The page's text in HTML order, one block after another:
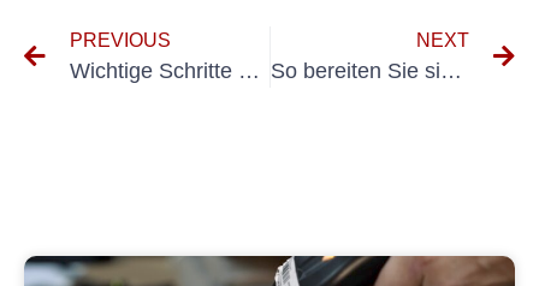
PREVIOUS
Wichtige Schritte zur Gewährleistung der Sicherheit elektrischer Anlagen
NEXT
So bereiten Sie sich auf die VDE 0113-Prüfung vor